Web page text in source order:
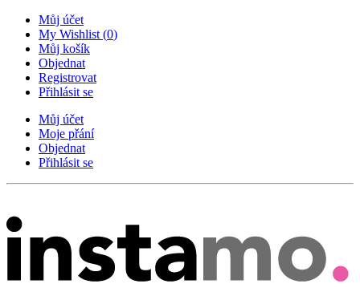
Můj účet
My Wishlist (0)
Můj košík
Objednat
Registrovat
Přihlásit se
Můj účet
Moje přání
Objednat
Přihlásit se